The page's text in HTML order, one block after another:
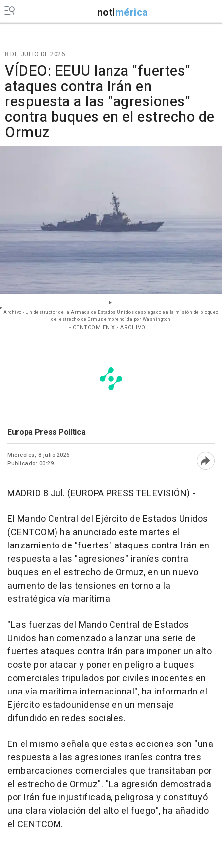
notimérica
8 DE JULIO DE 2026
VÍDEO: EEUU lanza "fuertes"
ataques contra Irán en
respuesta a las "agresiones"
contra buques en el estrecho de
Ormuz
Archivo - Un destructor de la Armada de Estados Unidos desplegado en la misión de bloqueo
del estrecho de Ormuz emprendida por Washington
- CENTCOM EN X - ARCHIVO
Europa Press Política
Miércoles, 8 julio 2026
Publicado: 00:29
MADRID 8 Jul. (EUROPA PRESS TELEVISIÓN) -
El Mando Central del Ejército de Estados Unidos
(CENTCOM) ha anunciado este martes el
lanzamiento de "fuertes" ataques contra Irán en
respuesta a las "agresiones" iraníes contra
buques en el estrecho de Ormuz, en un nuevo
aumento de las tensiones en torno a la
estratégica vía marítima.
"Las fuerzas del Mando Central de Estados
Unidos han comenzado a lanzar una serie de
fuertes ataques contra Irán para imponer un alto
coste por atacar y poner en peligro a buques
comerciales tripulados por civiles inocentes en
una vía marítima internacional", ha informado el
Ejército estadounidense en un mensaje
difundido en redes sociales.
En el mismo señala que estas acciones son "una
respuesta a las agresiones iraníes contra tres
embarcaciones comerciales que transitaban por
el estrecho de Ormuz". "La agresión demostrada
por Irán fue injustificada, peligrosa y constituyó
una clara violación del alto el fuego", ha añadido
el CENTCOM.